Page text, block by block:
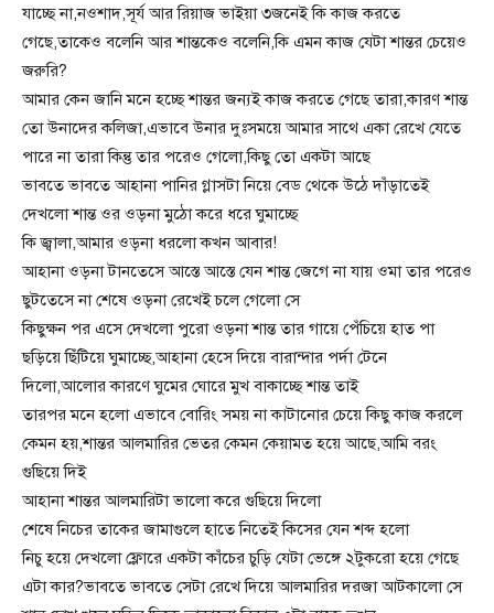
যাচ্ছে না,নওশাদ,সূর্য আর রিয়াজ ভাইয়া ৩জনেই কি কাজ করতে
গেছে,তাকেও বলেনি আর শান্তকেও বলেনি,কি এমন কাজ যেটা শান্তর চেয়েও
জরুরি?
আমার কেন জানি মনে হচ্ছে শান্তর জন্যই কাজ করতে গেছে তারা,কারণ শান্ত
তো উনাদের কলিজা,এভাবে উনার দুঃসময়ে আমার সাথে একা রেখে যেতে
পারে না তারা কিন্তু তার পরেও গেলো,কিছু তো একটা আছে
ভাবতে ভাবতে আহানা পানির গ্লাসটা নিয়ে বেড থেকে উঠে দাঁড়াতেই
দেখলো শান্ত ওর ওড়না মুঠো করে ধরে ঘুমাচ্ছে
কি জ্বালা,আমার ওড়না ধরলো কখন আবার!
আহানা ওড়না টানতেসে আস্তে আস্তে যেন শান্ত জেগে না যায় ওমা তার পরেও
ছুটতেসে না শেষে ওড়না রেখেই চলে গেলো সে
কিছুক্ষন পর এসে দেখলো পুরো ওড়না শান্ত তার গায়ে পেঁচিয়ে হাত পা
ছড়িয়ে ছিঁটিয়ে ঘুমাচ্ছে,আহানা হেসে দিয়ে বারান্দার পর্দা টেনে
দিলো,আলোর কারণে ঘুমের ঘোরে মুখ বাকাচ্ছে শান্ত তাই
তারপর মনে হলো এভাবে বোরিং সময় না কাটানোর চেয়ে কিছু কাজ করলে
কেমন হয়,শান্তর আলমারির ভেতর কেমন কেয়ামত হয়ে আছে,আমি বরং
গুছিয়ে দিই
আহানা শান্তর আলমারিটা ভালো করে গুছিয়ে দিলো
শেষে নিচের তাকের জামাগুলে হাতে নিতেই কিসের যেন শব্দ হলো
নিচু হয়ে দেখলো ফ্লোরে একটা কাঁচের চুড়ি যেটা ভেঙ্গে ২টুকরো হয়ে গেছে
এটা কার?ভাবতে ভাবতে সেটা রেখে দিয়ে আলমারির দরজা আটকালো সে